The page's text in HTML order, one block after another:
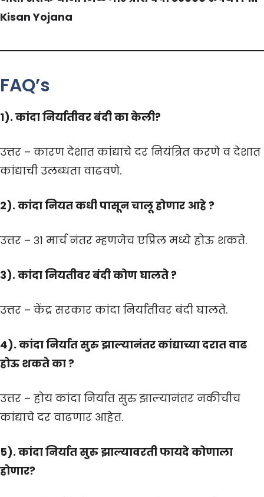
Kisan Yojana
FAQ’s
1). कांदा निर्यातीवर बंदी का केली?
उत्तर – कारण देशात कांद्याचे दर नियंत्रित करणे व देशात
कांद्याची उलब्धता वाढवणे.
2). कांदा नियत कधी पासून चालू होणार आहे ?
उत्तर – ३१ मार्च नंतर म्हणजेच एप्रिल मध्ये होऊ शकते.
3). कांदा नियतीवर बंदी कोण घालते ?
उत्तर – केंद्र सरकार कांदा निर्यातीवर बंदी घालते.
4). कांदा निर्यात सुरु झाल्यानंतर कांद्याच्या दरात वाढ
होऊ शकते का ?
उत्तर – होय कांदा निर्यात सुरु झाल्यानंतर नकीचीच
कांद्याचे दर वाढणार आहेत.
5). कांदा निर्यात सुरु झाल्यावरती फायदे कोणाला
होणार?